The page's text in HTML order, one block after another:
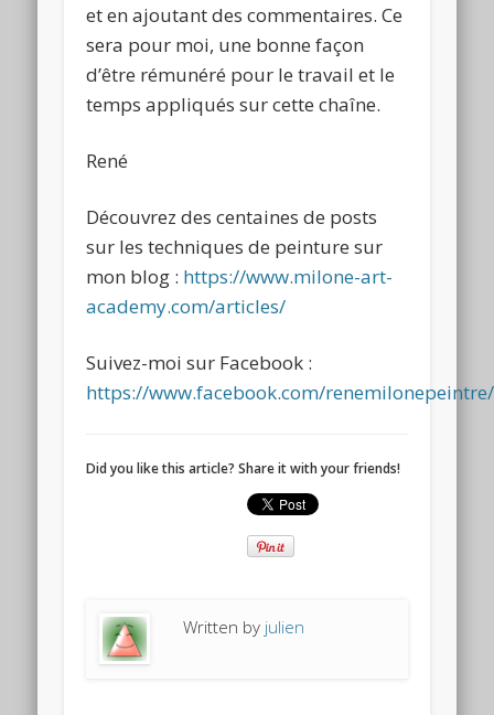
et en ajoutant des commentaires. Ce
sera pour moi, une bonne façon
d’être rémunéré pour le travail et le
temps appliqués sur cette chaîne.
René
Découvrez des centaines de posts
sur les techniques de peinture sur
mon blog : https://www.milone-art-
academy.com/articles/
Suivez-moi sur Facebook :
https://www.facebook.com/renemilonepeintre/
Did you like this article? Share it with your friends!
Written by julien